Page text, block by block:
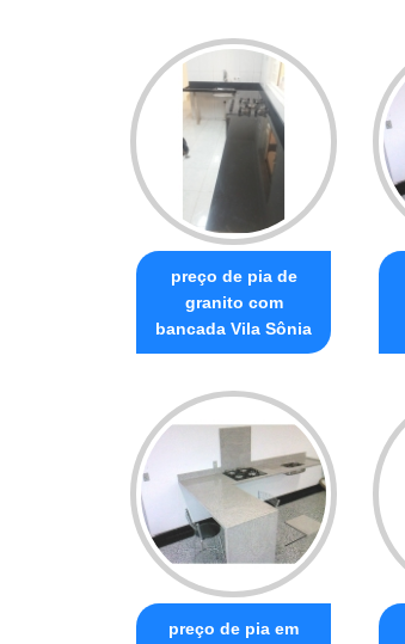
preço de pia de
granito com
bancada Vila Sônia
preço de pia em